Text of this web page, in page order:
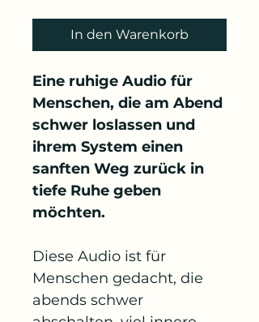
In den Warenkorb
Eine ruhige Audio für
Menschen, die am Abend
schwer loslassen und
ihrem System einen
sanften Weg zurück in
tiefe Ruhe geben
möchten.
Diese Audio ist für
Menschen gedacht, die
abends schwer